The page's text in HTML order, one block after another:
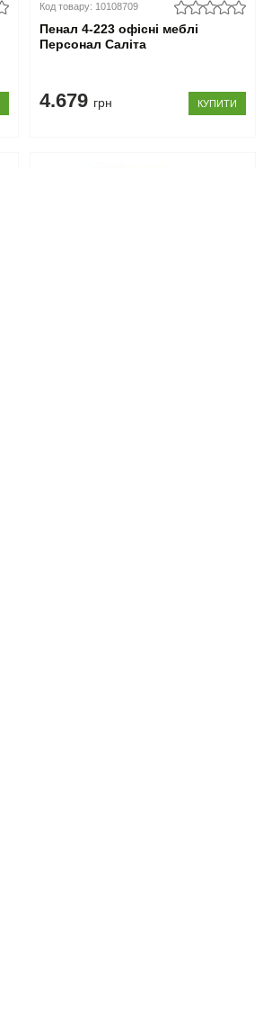
Код товару: 10108709
Пенал 4-223 офісні меблі
Персонал Саліта
4.679 грн КУПИТИ